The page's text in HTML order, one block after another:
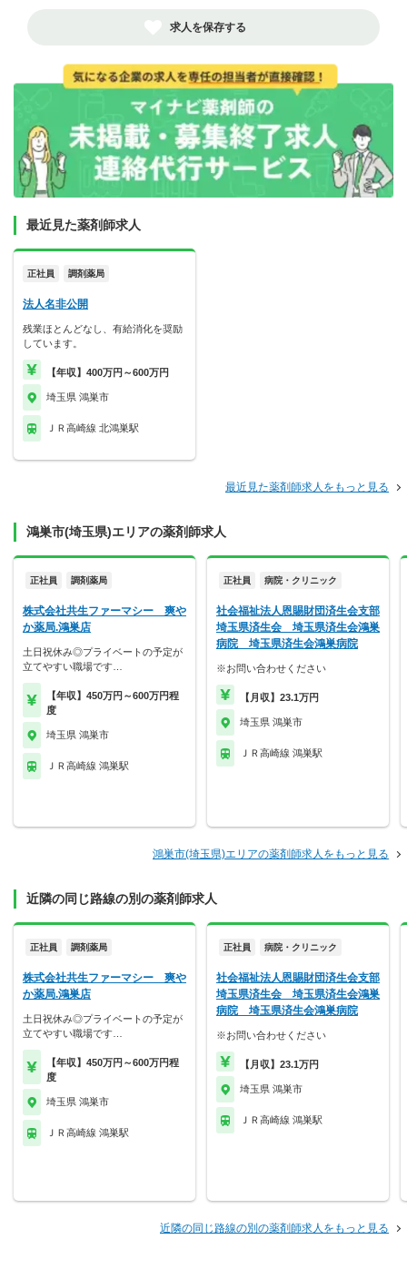
求人を保存する
最近見た薬剤師求人
正社員 調剤薬局
法人名非公開
残業ほとんどなし、有給消化を奨励
しています。
【年収】400万円～600万円
埼玉県 鴻巣市
ＪＲ高崎線 北鴻巣駅
最近見た薬剤師求人をもっと見る
鴻巣市(埼玉県)エリアの薬剤師求人
正社員 調剤薬局
株式会社共生ファーマシー 爽や
か薬局.鴻巣店
土日祝休み◎プライベートの予定が
立てやすい職場です…
【年収】450万円～600万円程
度
埼玉県 鴻巣市
ＪＲ高崎線 鴻巣駅
正社員 病院・クリニック
社会福祉法人恩賜財団済生会支部
埼玉県済生会 埼玉県済生会鴻巣
病院 埼玉県済生会鴻巣病院
※お問い合わせください
【月収】23.1万円
埼玉県 鴻巣市
ＪＲ高崎線 鴻巣駅
鴻巣市(埼玉県)エリアの薬剤師求人をもっと見る
近隣の同じ路線の別の薬剤師求人
正社員 調剤薬局
株式会社共生ファーマシー 爽や
か薬局.鴻巣店
土日祝休み◎プライベートの予定が
立てやすい職場です…
【年収】450万円～600万円程
度
埼玉県 鴻巣市
ＪＲ高崎線 鴻巣駅
正社員 病院・クリニック
社会福祉法人恩賜財団済生会支部
埼玉県済生会 埼玉県済生会鴻巣
病院 埼玉県済生会鴻巣病院
※お問い合わせください
【月収】23.1万円
埼玉県 鴻巣市
ＪＲ高崎線 鴻巣駅
近隣の同じ路線の別の薬剤師求人をもっと見る